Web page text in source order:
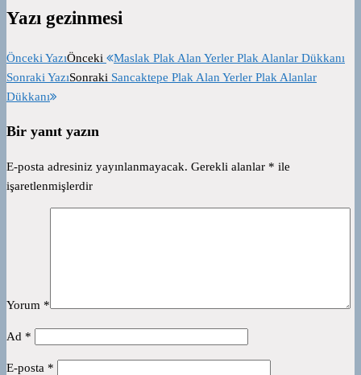
Yazı gezinmesi
Önceki YazıÖnceki
Maslak Plak Alan Yerler Plak Alanlar Dükkanı
Sonraki YazıSonraki Sancaktepe Plak Alan Yerler Plak Alanlar
Dükkanı
Bir yanıt yazın
E-posta adresiniz yayınlanmayacak. Gerekli alanlar * ile
işaretlenmişlerdir
Yorum *
Ad *
E-posta *